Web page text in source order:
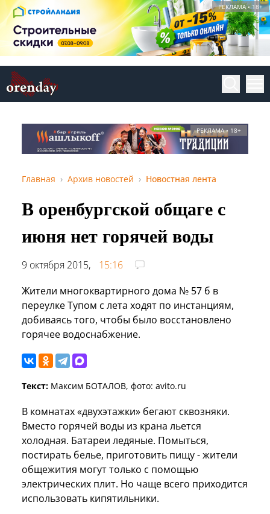
РЕКЛАМА • 18+
РЕКЛАМА • 18+
Главная Архив новостей Новостная лента
В оренбургской общаге с
июня нет горячей воды
9 октября 2015,
15:16
Жители многоквартирного дома № 57 б в
переулке Тупом с лета ходят по инстанциям,
добиваясь того, чтобы было восстановлено
горячее водоснабжение.
Текст: Максим БОТАЛОВ, фото: avito.ru
В комнатах «двухэтажки» бегают сквозняки.
Вместо горячей воды из крана льется
холодная. Батареи ледяные. Помыться,
постирать белье, приготовить пищу - жители
общежития могут только с помощью
электрических плит. Но чаще всего приходится
использовать кипятильники.